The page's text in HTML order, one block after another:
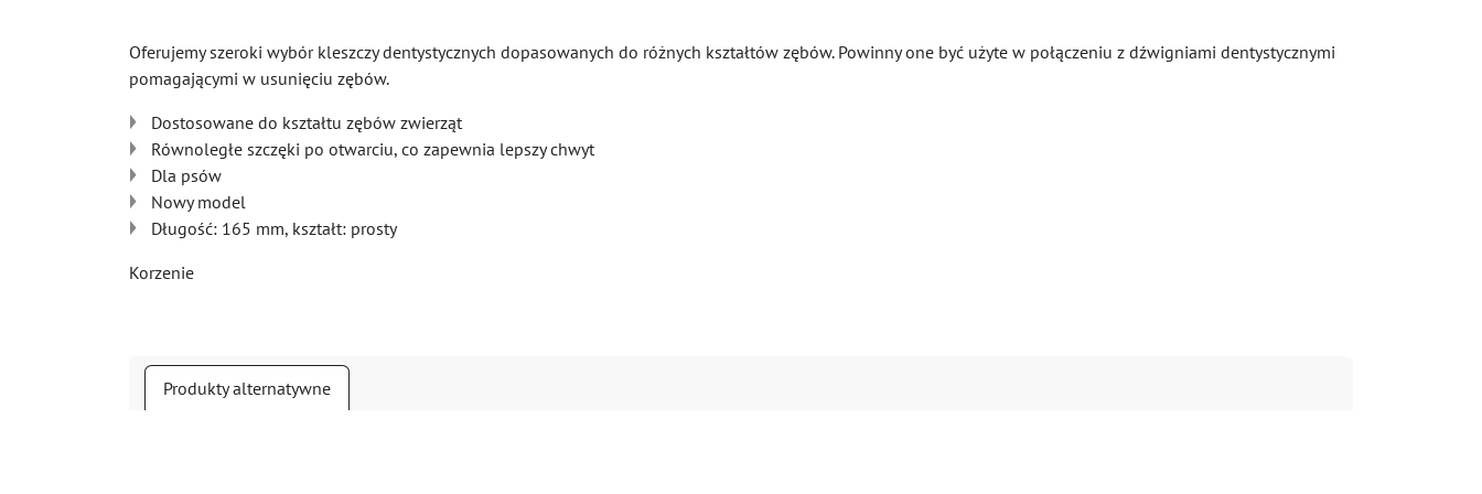
Oferujemy szeroki wybór kleszczy dentystycznych dopasowanych do różnych kształtów zębów. Powinny one być użyte w połączeniu z dźwigniami dentystycznymi
pomagającymi w usunięciu zębów.
Dostosowane do kształtu zębów zwierząt
Równoległe szczęki po otwarciu, co zapewnia lepszy chwyt
Dla psów
Nowy model
Długość: 165 mm, kształt: prosty
Korzenie
Produkty alternatywne